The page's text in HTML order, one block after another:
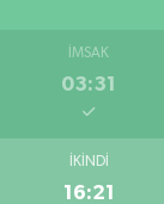
İMSAK
03:31
İKINDI
16:21